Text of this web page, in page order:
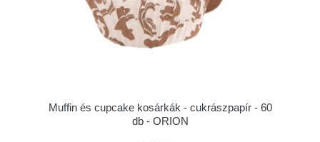
Muffin és cupcake kosárkák - cukrászpapír - 60
db - ORION